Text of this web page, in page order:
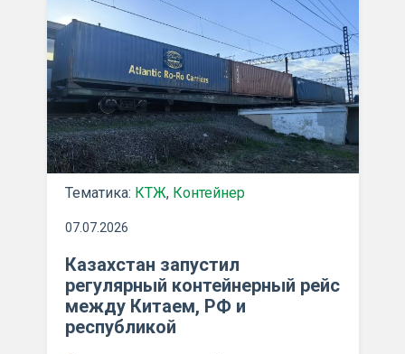
Тематика: КТЖ, Контейнер
07.07.2026
Казахстан запустил
регулярный контейнерный рейс
между Китаем, РФ и
республикой